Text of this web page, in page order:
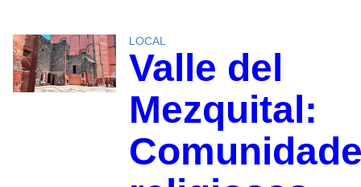
LOCAL
Valle del
Mezquital: